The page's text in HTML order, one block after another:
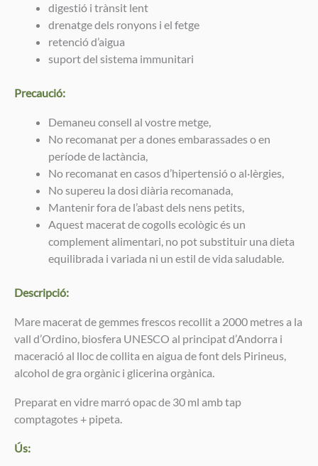
digestió i trànsit lent
drenatge dels ronyons i el fetge
retenció d’aigua
suport del sistema immunitari
Precaució:
Demaneu consell al vostre metge,
No recomanat per a dones embarassades o en
període de lactància,
No recomanat en casos d’hipertensió o al·lèrgies,
No supereu la dosi diària recomanada,
Mantenir fora de l’abast dels nens petits,
Aquest macerat de cogolls ecològic és un
complement alimentari, no pot substituir una dieta
equilibrada i variada ni un estil de vida saludable.
Descripció:
Mare macerat de gemmes frescos recollit a 2000 metres a la
vall d’Ordino, biosfera UNESCO al principat d’Andorra i
maceració al lloc de collita en aigua de font dels Pirineus,
alcohol de gra orgànic i glicerina orgànica.
Preparat en vidre marró opac de 30 ml amb tap
comptagotes + pipeta.
Ús: